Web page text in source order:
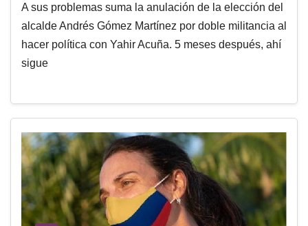
A sus problemas suma la anulación de la elección del
alcalde Andrés Gómez Martínez por doble militancia al
hacer política con Yahir Acuña. 5 meses después, ahí
sigue